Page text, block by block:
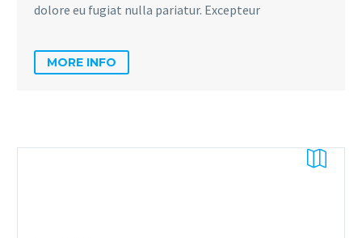
dolore eu fugiat nulla pariatur. Excepteur
MORE INFO

